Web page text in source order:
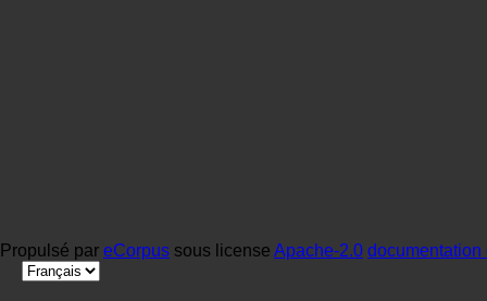
Propulsé par eCorpus sous license Apache-2.0 documentation